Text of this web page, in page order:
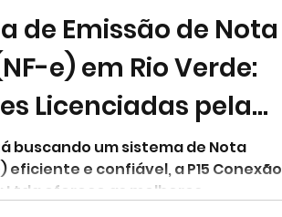
de Emissão de Nota
e) em Rio Verde:
Licenciadas pela
e Marketing
buscando um sistema de Nota
eficiente e confiável, a P15 Conexão
e Marketing Ltda oferece as melhores...